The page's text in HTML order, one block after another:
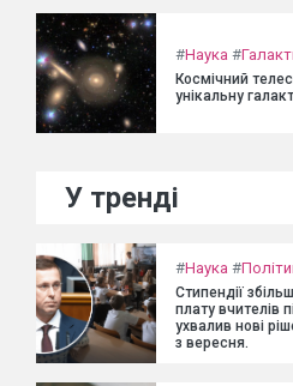
#Наука #
Космічний
унікальну
У тренді
#Наука #
Стипендії
плату вчителів
ухвалив нові
з вересня.